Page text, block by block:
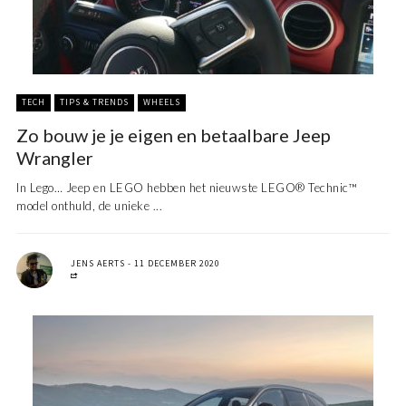
TECH TIPS & TRENDS WHEELS
Zo bouw je je eigen en betaalbare Jeep
Wrangler
In Lego… Jeep en LEGO hebben het nieuwste LEGO® Technic™
model onthuld, de unieke ...
JENS AERTS 11 DECEMBER 2020